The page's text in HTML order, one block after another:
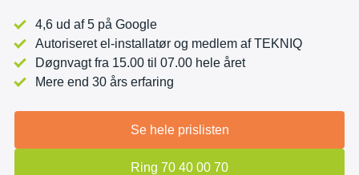
4,6 ud af 5 på Google
Autoriseret el-installatør og medlem af TEKNIQ
Døgnvagt fra 15.00 til 07.00 hele året
Mere end 30 års erfaring
Se hele prislisten
Ring 70 40 00 70